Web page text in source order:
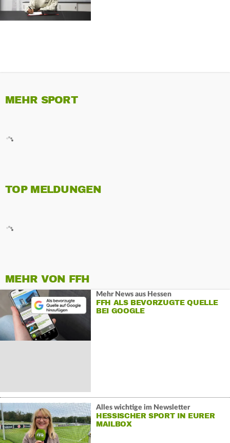
MEHR SPORT
TOP MELDUNGEN
MEHR VON FFH
Mehr News aus Hessen
FFH ALS BEVORZUGTE QUELLE
BEI GOOGLE
Alles wichtige im Newsletter
HESSISCHER SPORT IN EURER
MAILBOX